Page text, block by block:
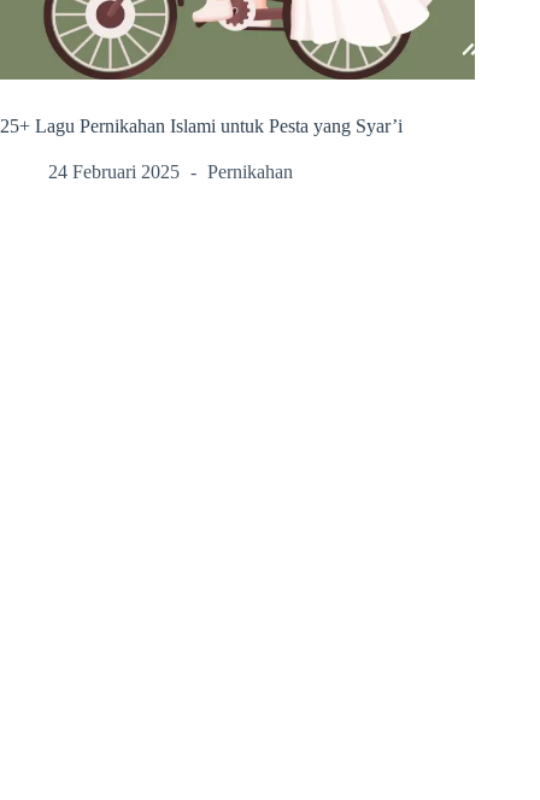
25+ Lagu Pernikahan Islami untuk Pesta yang Syar’i
24 Februari 2025 Pernikahan